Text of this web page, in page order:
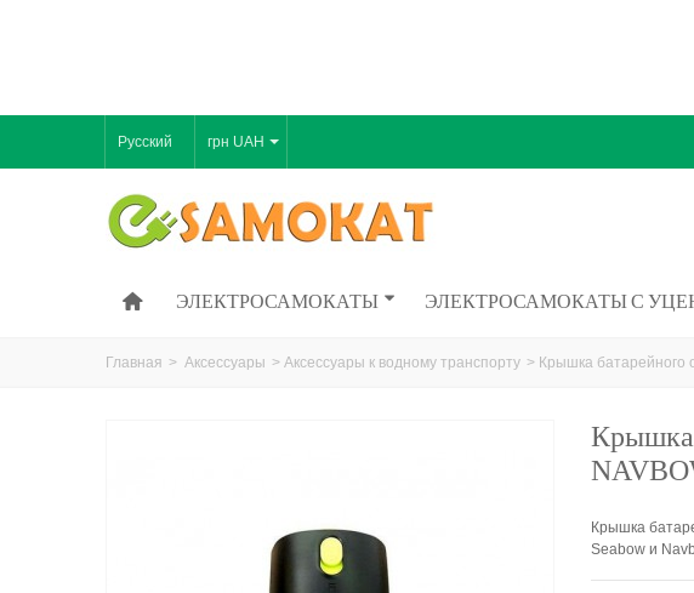
Русский грн UAH
ЭЛЕКТРОСАМОКАТЫ ЭЛЕКТРОСАМОКАТЫ С
Главная > Аксессуары > Аксессуары к водному транспорту > Крышка батарейного
Крышка
Крышка
Seabow и